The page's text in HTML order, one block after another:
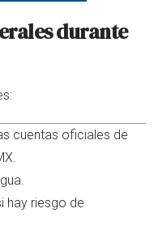
durante
cuentas oficiales de
hay riesgo de